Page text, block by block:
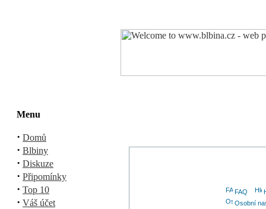
Menu
· Domů
· Blbiny
· Diskuze
· Připomínky
· Top 10
· Váš účet
FAQ
Osobní